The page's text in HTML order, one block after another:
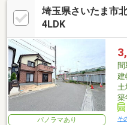
埼玉県さいたま市
4LDK
パノラマあり
間
建
土
築
そ